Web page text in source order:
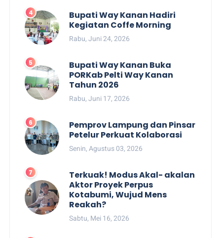
Bupati Way Kanan Hadiri
Kegiatan Coffe Morning
Rabu, Juni 24, 2026
Bupati Way Kanan Buka
PORKab Pelti Way Kanan
Tahun 2026
Rabu, Juni 17, 2026
Pemprov Lampung dan Pinsar
Petelur Perkuat Kolaborasi
Senin, Agustus 03, 2026
Terkuak! Modus Akal- akalan
Aktor Proyek Perpus
Kotabumi, Wujud Mens
Reakah?
Sabtu, Mei 16, 2026